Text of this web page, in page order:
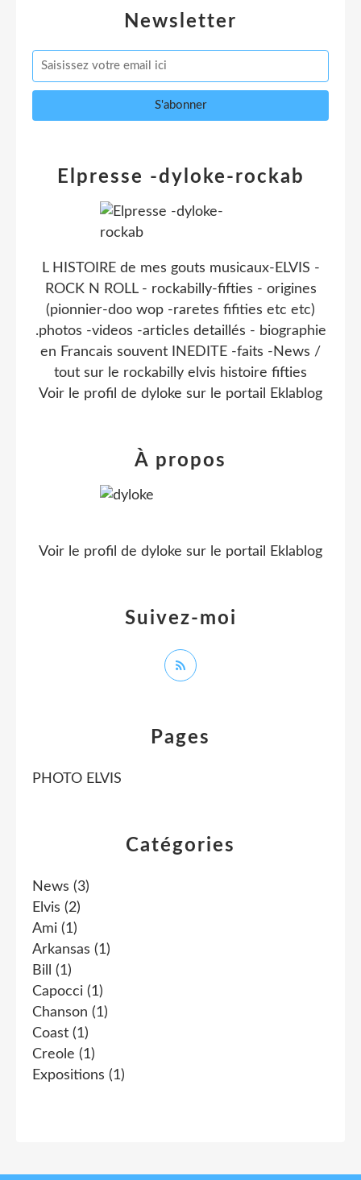
Newsletter
Catégories
News (3)
Elvis (2)
Ami (1)
Arkansas (1)
Bill
(1)
Capocci (1)
Chanson (1)
Coast (1)
Creole (1)
Expositions (1)
Pages
PHOTO ELVIS
Elpresse -dyloke-rockab
L HISTOIRE de mes gouts musicaux-ELVIS -
ROCK N ROLL - rockabilly-fifties - origines
(pionnier-doo wop -raretes fifities etc etc)
.photos -videos -articles detaillés - biographie
en Francais souvent INEDITE -faits -News /
tout sur le rockabilly elvis histoire fifties
Voir le profil de dyloke sur le portail Eklablog
Suivez-moi
À propos
Voir le profil de dyloke sur le portail Eklablog